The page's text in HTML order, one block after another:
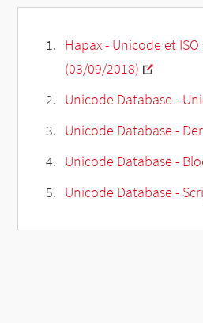
Hapax - Unicode et
(03/09/2018)
Unicode Database -
Unicode Database -
Unicode Database -
Unicode Database -